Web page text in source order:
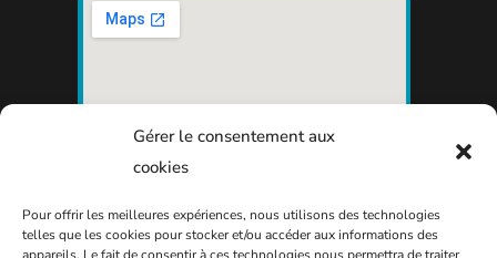
Gérer le consentement aux
cookies
Pour offrir les meilleures expériences, nous utilisons des technologies
telles que les cookies pour stocker et/ou accéder aux informations des